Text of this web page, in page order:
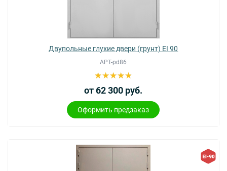
Двупольные глухие двери (грунт) EI 90
АРТ-pd86
от 62 300 руб.
Оформить предзаказ